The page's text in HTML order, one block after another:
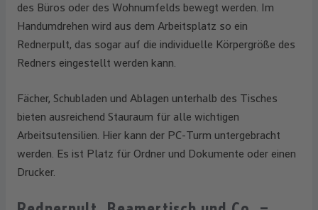
des Büros oder des Wohnumfelds bewegt werden. Im
Handumdrehen wird aus dem Arbeitsplatz so ein
Rednerpult, das sogar auf die individuelle Körpergröße des
Redners eingestellt werden kann.
Fächer, Schubladen und Ablagen unterhalb des Tisches
bieten ausreichend Stauraum für alle wichtigen
Arbeitsutensilien. Hier kann der PC-Turm untergebracht
werden. Es ist Platz für Ordner und Dokumente oder einen
Drucker.